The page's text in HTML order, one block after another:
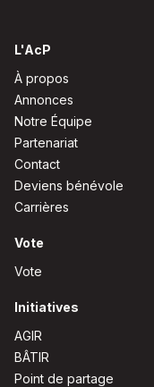
L'AcP
À propos
Annonces
Notre Équipe
Partenariat
Contact
Deviens bénévole
Carrières
Vote
Vote
Initiatives
AGIR
BÂTIR
Point de partage